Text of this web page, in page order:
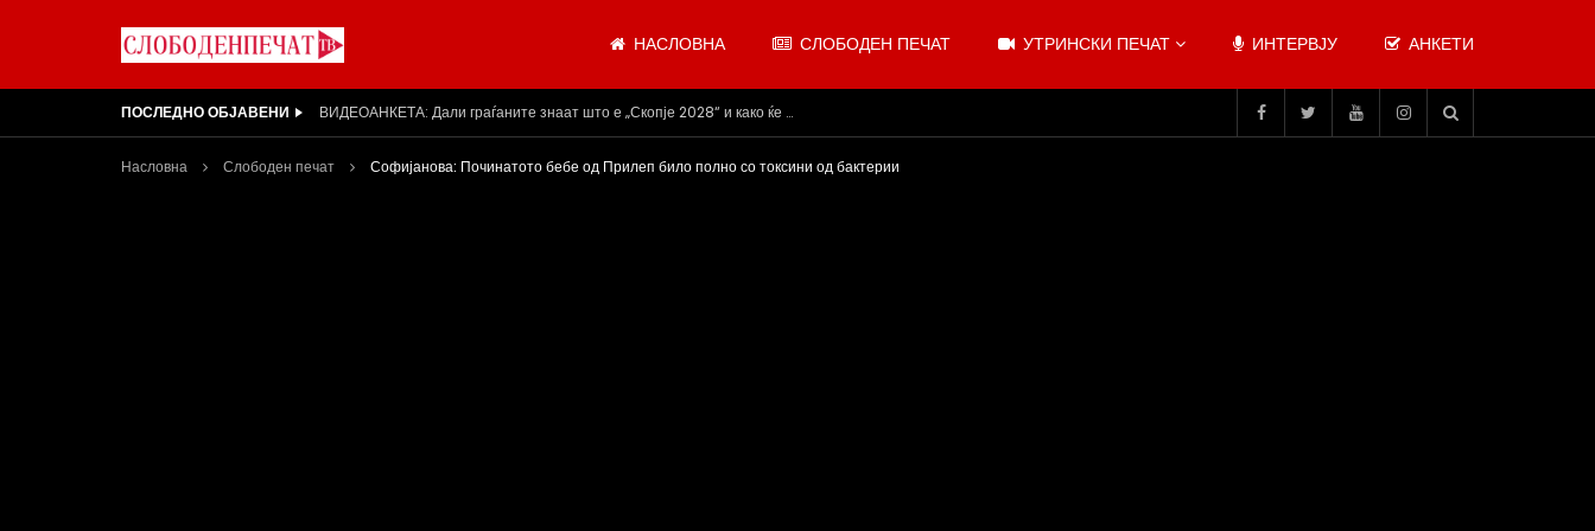
НАСЛОВНА СЛОБОДЕН ПЕЧАТ УТРИНСКИ ПЕЧАТ ИНТЕРВЈУ АНКЕТИ
ПОСЛЕДНО ОБЈАВЕНИ Вести на „Слободен Печат“ 31.07.2026
Насловна Слободен печат Софијанова: Починатото бебе од Прилеп било полно со токсини од бактерии